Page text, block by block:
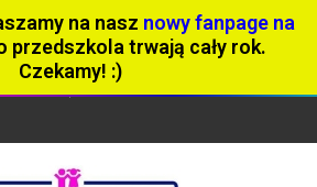
na nasz nowy fanpage na
przedszkola trwają cały rok.
Czekamy! :)